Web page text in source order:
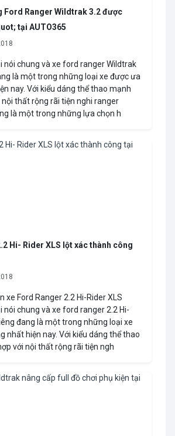
Ford Ranger Wildtrak 3.2 được
tại AUTO365
nói chung và xe ford ranger Wildtrak
là một trong những loại xe được ưa
nay. Với kiểu dáng thể thao mạnh
nội thất rộng rãi tiện nghi ranger
là một trong những lựa chọn h
Hi- Rider XLS lột xác thành công
xe Ford Ranger 2.2 Hi-Rider XLS
nói chung và xe ford ranger 2.2 Hi-
đang là một trong những loại xe
nhất hiện nay. Với kiểu dáng thể thao
với nội thất rộng rãi tiện ngh